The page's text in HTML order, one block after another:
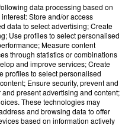
à Cléty : quatre
femmes en urgence...
percuté par
Josse
data processing based on
Store and/or access
data to select advertising; Create
Use profiles to select personalised
Measure content
through statistics or combinations
and improve services; Create
profiles to select personalised
Ensure security, prevent and
present advertising and content;
These technologies may
and browsing data to offer
based on information actively